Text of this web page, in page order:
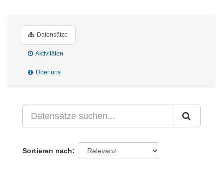
Datensätze
Aktivitäten
Über uns
Sortieren nach